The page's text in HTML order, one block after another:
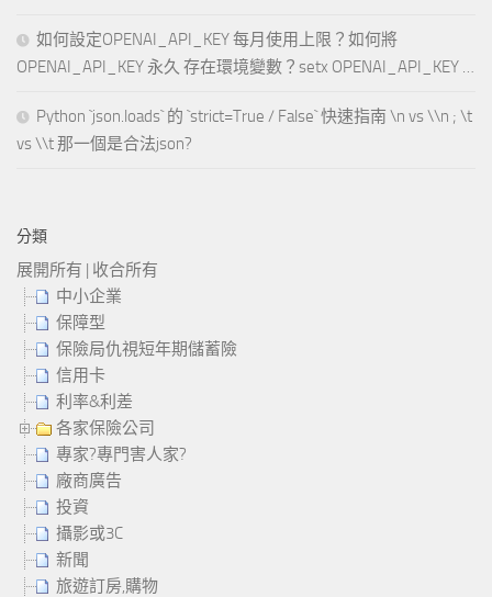
如何設定OPENAI_API_KEY 每月使用上限？如何將
OPENAI_API_KEY 永久 存在環境變數？setx OPENAI_API_KEY …
Python `json.loads` 的 `strict=True / False` 快速指南 \n vs \\n ; \t
vs \\t 那一個是合法json?
分類
展開所有 | 收合所有
中小企業
保障型
保險局仇視短年期儲蓄險
信用卡
利率&利差
各家保險公司
專家?專門害人家?
廠商廣告
投資
攝影或3C
新聞
旅遊訂房,購物